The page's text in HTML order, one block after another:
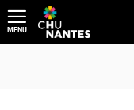
Aller
au
contenu
MENU